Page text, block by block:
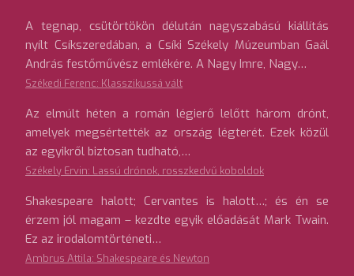
A tegnap, csütörtökön délután nagyszabású kiállítás
nyílt Csíkszeredában, a Csíki Székely Múzeumban Gaál
András festőművész emlékére. A Nagy Imre, Nagy…
Székedi Ferenc: Klasszikussá vált
Az elmúlt héten a román légierő lelőtt három drónt,
amelyek megsértették az ország légterét. Ezek közül
az egyikről biztosan tudható,…
Székely Ervin: Lassú drónok, rosszkedvű koboldok
Shakespeare halott; Cervantes is halott…; és én se
érzem jól magam – kezdte egyik előadását Mark Twain.
Ez az irodalomtörténeti…
Ambrus Attila: Shakespeare és Newton